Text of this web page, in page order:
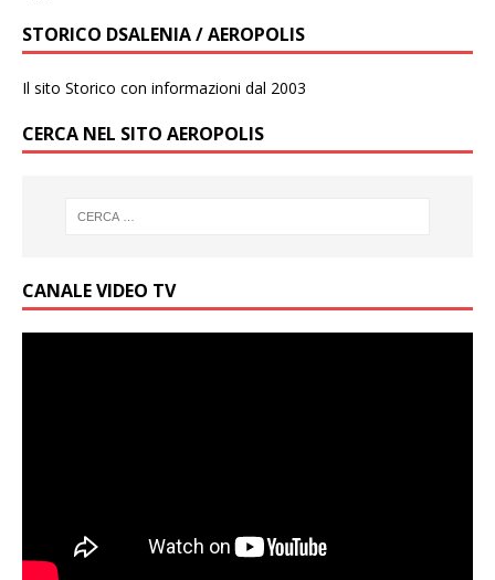
STORICO DSALENIA / AEROPOLIS
Il sito Storico con informazioni dal 2003
CERCA NEL SITO AEROPOLIS
CANALE VIDEO TV